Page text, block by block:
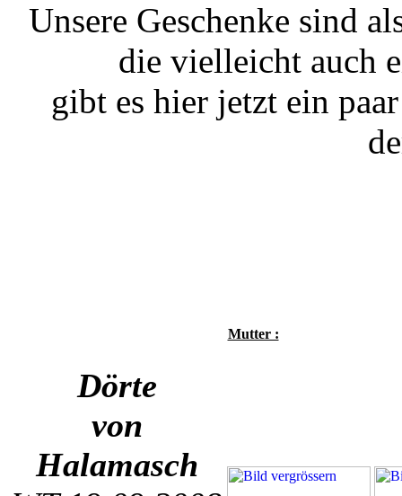
Unsere Geschenke sind
die vielleicht auch
gibt es hier jetzt ein
Mutter :
Dörte
von
Halamasch